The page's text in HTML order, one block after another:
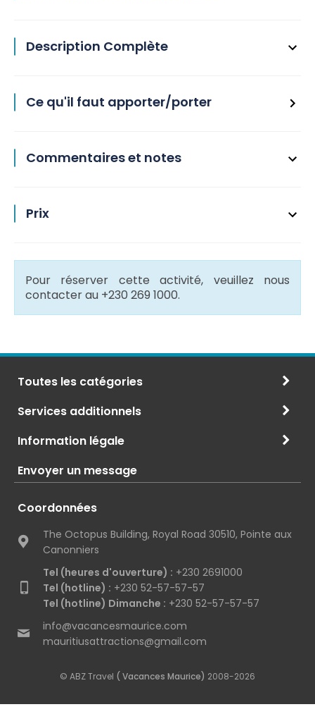
Description Complète
Ce qu'il faut apporter/porter
Commentaires et notes
Prix
Pour réserver cette activité, veuillez nous
contacter au +230 269 1000.
Toutes les catégories
Services additionnels
Information légale
Envoyer un message
Coordonnées
The Octopus Building, Royal Road 30510, Pointe aux
Canonniers
Tel (heures d'ouverture) : +230 2691000
Tel (hotline) : +230 52-57-57-57
Tel (hotline) Dimanche : +230 52-57-57-57
info@vacancesmaurice.com
mauritiusattractions@gmail.com
© ABZ Travel ( Vacances Maurice) 2008-2026